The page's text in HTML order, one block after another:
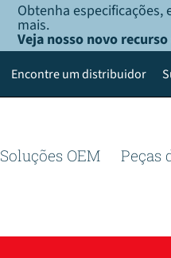
Obtenha
mais.
Veja nosso novo
Encontre um distribuidor
Soluções OEM Peças